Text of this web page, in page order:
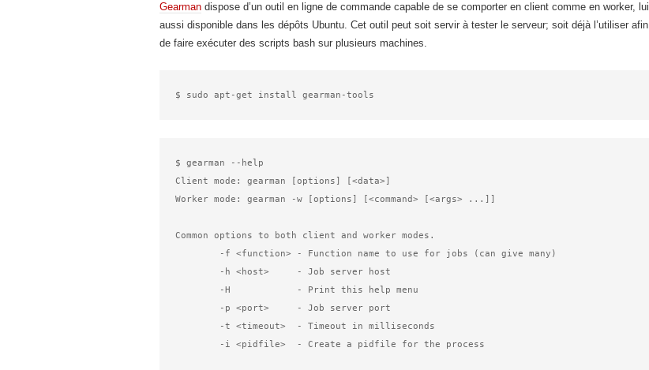
Gearman dispose d’un outil en ligne de commande capable de se comporter en client comme en worker, lui
aussi disponible dans les dépôts Ubuntu. Cet outil peut soit servir à tester le serveur; soit déjà l’utiliser afin
de faire exécuter des scripts bash sur plusieurs machines.
$ gearman --help
Client mode: gearman [options] [<data>]
Worker mode: gearman -w [options] [<command> [<args> ...]]
Common options to both client and worker modes.